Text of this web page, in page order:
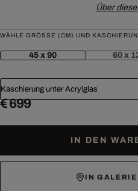
Über
WÄHLE GRÖSSE (CM) UND
45 x 90 60 x
Kaschierung unter Acrylglas
€ 699
IN DEN
IN GALERIE